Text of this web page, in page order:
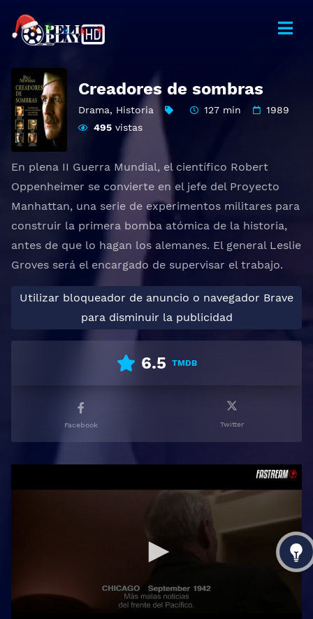
Creadores de sombras
Drama, Historia 127 min
1989
495 vistas
En plena II Guerra Mundial, el científico Robert
Oppenheimer se convierte en el jefe del Proyecto
Manhattan, una serie de experimentos militares para
construir la primera bomba atómica de la historia,
antes de que lo hagan los alemanes. El general Leslie
Groves será el encargado de supervisar el trabajo.
Utilizar bloqueador de anuncio o navegador Brave
para disminuir la publicidad
6.5 TMDB
Facebook Twitter